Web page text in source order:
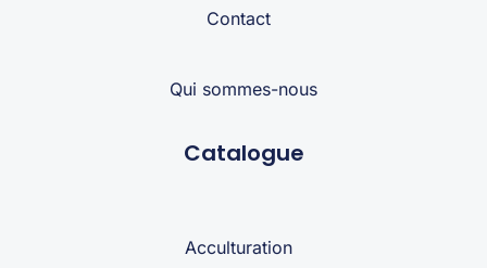
Contact
Qui sommes-nous
Catalogue
Acculturation